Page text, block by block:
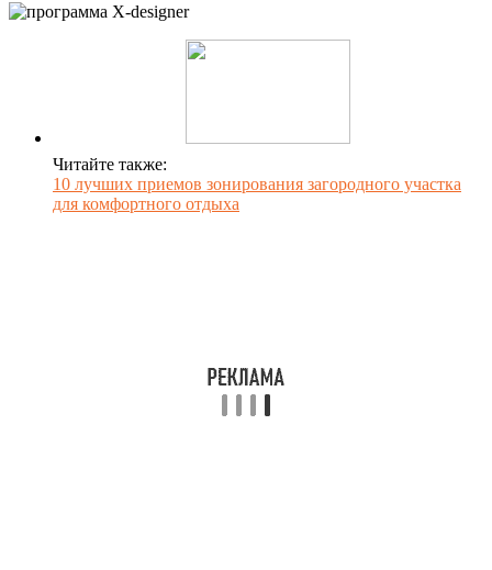
Читайте также:
10 лучших приемов зонирования загородного участка
для комфортного отдыха